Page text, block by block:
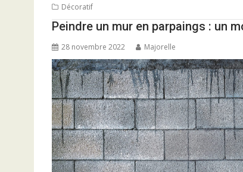
Décoratif
Peindre un mur en parpaings : un
28 novembre 2022 Majorelle